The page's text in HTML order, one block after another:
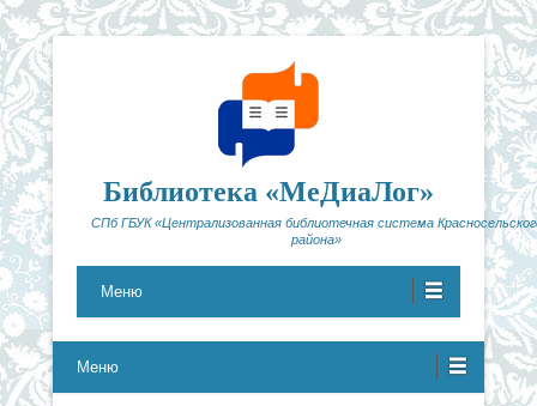
Библиотека «МеДиаЛог»
СПб ГБУК «Централизованная библиотечная система
района»
Меню
Меню